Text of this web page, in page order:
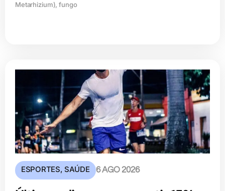
Metarhizium), fungo
ESPORTES,SAÚDE 6 AGO 2026